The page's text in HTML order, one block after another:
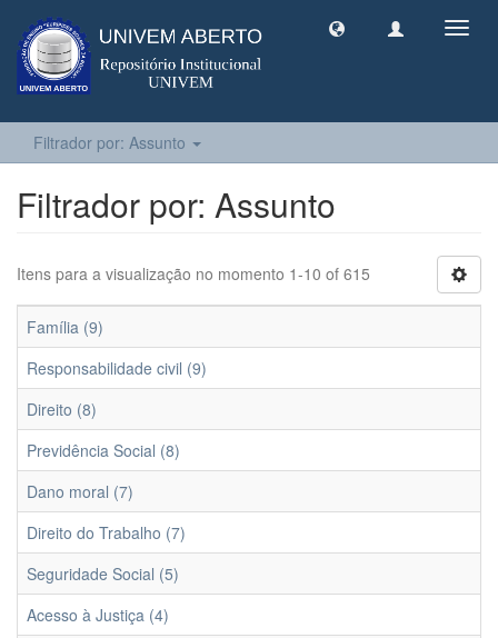
Filtrador por: Assunto
Filtrador por: Assunto
Itens para a visualização no momento 1-10 of 615
Família (9)
Responsabilidade civil (9)
Direito (8)
Previdência Social (8)
Dano moral (7)
Direito do Trabalho (7)
Seguridade Social (5)
Acesso à Justiça (4)